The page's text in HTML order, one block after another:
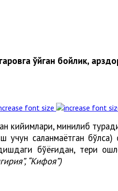
қўйган бойлик,
font size
кийимлари, минилиб
учун сақланмаётган
бўёғидан, тери
“Кифоя”)